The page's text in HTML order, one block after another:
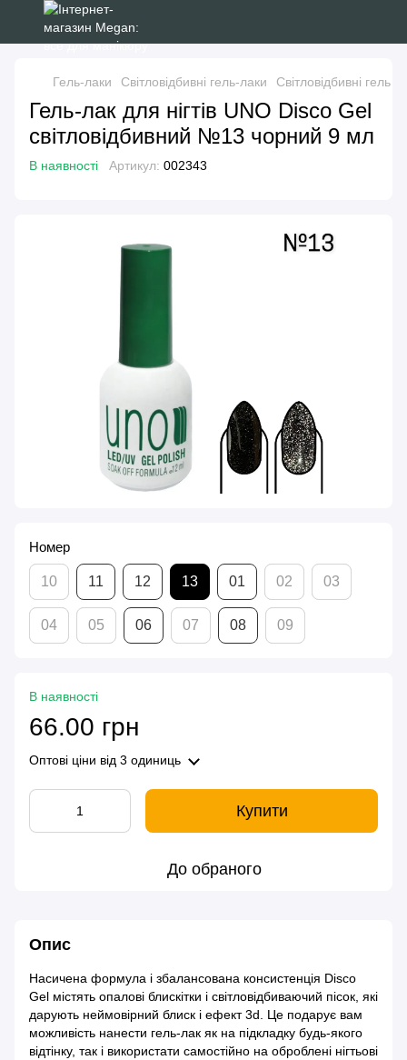
Гель-лаки Світловідбивні гель-лаки Світловідбивні гель
Гель-лак для нігтів UNO Disco Gel
світловідбивний №13 чорний 9 мл
В наявності Артикул: 002343
Номер
10 11 12 13 01 02 03
04 05 06 07 08 09
В наявності
66.00 грн
Оптові ціни від 3 одиниць
Купити
До обраного
Опис
Насичена формула і збалансована консистенція Disco
Gel містять опалові блискітки і світловідбиваючий пісок, які
дарують неймовірний блиск і ефект 3d. Це подарує вам
можливість нанести гель-лак як на підкладку будь-якого
відтінку, так і використати самостійно на оброблені нігтьові